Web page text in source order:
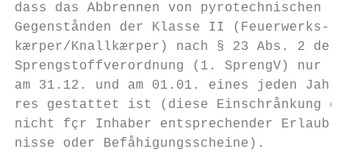
dass das Abbrennen von pyrotechnischen
Gegenstånden der Klasse II (Feuerwerks-
kærper/Knallkærper) nach § 23 Abs. 2 der
Sprengstoffverordnung (1. SprengV) nur
am 31.12. und am 01.01. eines jeden
res gestattet ist (diese Einschrånkung
nicht fçr Inhaber entsprechender Erlaub-
nisse oder Befåhigungsscheine).